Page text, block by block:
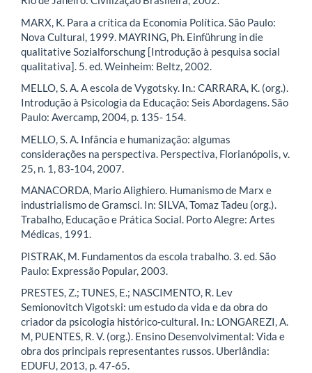
MARX, K. Para a crítica da Economia Política. São Paulo:
Nova Cultural, 1999. MAYRING, Ph. Einführung in die
qualitative Sozialforschung [Introdução à pesquisa social
qualitativa]. 5. ed. Weinheim: Beltz, 2002.
MELLO, S. A. A escola de Vygotsky. In.: CARRARA, K. (org.).
Introdução à Psicologia da Educação: Seis Abordagens. São
Paulo: Avercamp, 2004, p. 135- 154.
MELLO, S. A. Infância e humanização: algumas
considerações na perspectiva. Perspectiva, Florianópolis, v.
25, n. 1, 83-104, 2007.
MANACORDA, Mario Alighiero. Humanismo de Marx e
industrialismo de Gramsci. In: SILVA, Tomaz Tadeu (org.).
Trabalho, Educação e Prática Social. Porto Alegre: Artes
Médicas, 1991.
PISTRAK, M. Fundamentos da escola trabalho. 3. ed. São
Paulo: Expressão Popular, 2003.
PRESTES, Z.; TUNES, E.; NASCIMENTO, R. Lev
Semionovitch Vigotski: um estudo da vida e da obra do
criador da psicologia histórico-cultural. In.: LONGAREZI, A.
M, PUENTES, R. V. (org.). Ensino Desenvolvimental: Vida e
obra dos principais representantes russos. Uberlândia:
EDUFU, 2013, p. 47-65.